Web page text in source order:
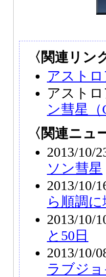
〈関連リン
アスト
アスト
ン彗星（
〈関連ニュ
2013/10/
ソン彗星
2013/10/
ら順調に
2013/10/
と50日
2013/10/
ラブジ